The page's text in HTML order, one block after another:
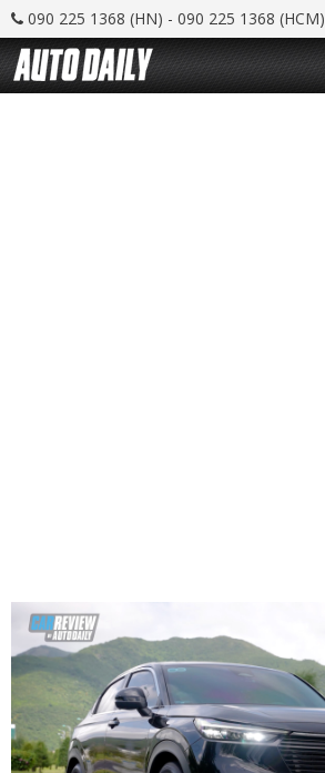
090 225 1368 (HN) - 090 225 1368 (HCM)